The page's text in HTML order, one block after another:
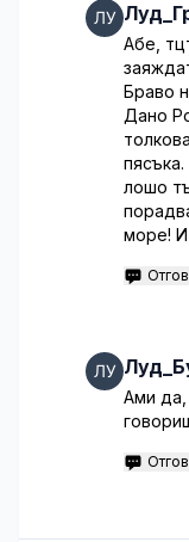
Абе,
Браво
Дано
лошо
море! И
Ами да,